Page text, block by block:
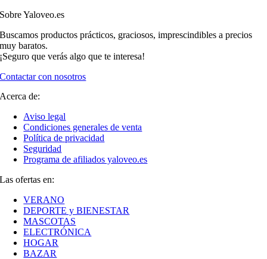
Sobre Yaloveo.es
Buscamos productos prácticos, graciosos, imprescindibles a precios
muy baratos.
¡Seguro que verás algo que te interesa!
Contactar con nosotros
Acerca de:
Aviso legal
Condiciones generales de venta
Política de privacidad
Seguridad
Programa de afiliados yaloveo.es
Las ofertas en:
VERANO
DEPORTE y BIENESTAR
MASCOTAS
ELECTRÓNICA
HOGAR
BAZAR